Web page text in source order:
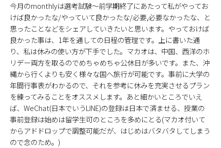
今月のmonthlyは選考試験〜前学期終了にあたって私がやってお
けば良かったな/やっていて良かったな/必要,必要なかったな、と
思ったことなどをシェアしていきたいと思います。やっておけば
良かった事は、1年を通しての日程の管理です。上に書いた通
り、私は休みの使い方が下手でした。マカオは、中国、西洋のホ
リデー両方を取るのでめちゃめちゃ公休日が多いです。また、沖
縄から行くよりも安く様々な国へ旅行が可能です。事前に大学の
年間行事表がわかるので、それを参考に休みを充実させるプラン
を練ってみることをオススメします。あと細かいところでいえ
ば、WeChat(日本でいうLINE)の登録は日本で済ませる、授業の
事前登録は始めは留学生可のところを多めにとる(マカオ付いて
からアドドロップで調整可能だが、はじめはバタバタしてしまう
ので念のため。)